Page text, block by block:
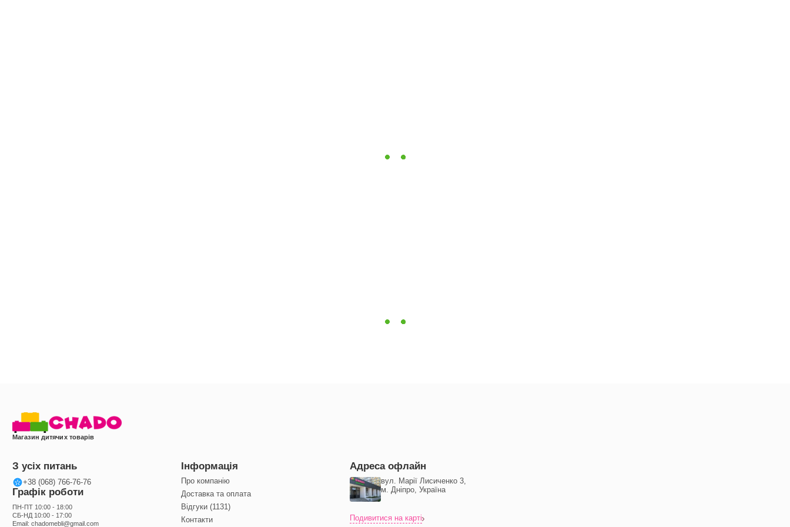
Магазин дитячих товарів
З усіх питань
+38 (068) 766-76-76
Графік роботи
ПН-ПТ 10:00 - 18:00
СБ-НД 10:00 - 17:00
Email: chadomebli@gmail.com
Інформація
Про компанію
Доставка та оплата
Відгуки (1131)
Контакти
Адреса офлайн
вул. Марії Лисиченко 3,
м. Дніпро, Україна
Подивитися на карті